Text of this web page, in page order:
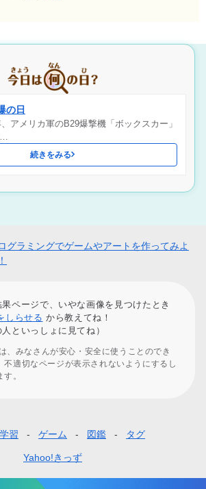
の日
アメリカ軍のB29爆撃機「ボックスカー」
続きをみる
グラミングでゲームやアートを作ってみよ
果ページで、いやな画像を見つけたとき
しらせる から教えてね！
人といっしょに見てね）
、みなさんが安心・安全に使うことのでき
不適切なページが表示されないようにするし
。
学習 ゲーム 図鑑 タグ
Yahoo!きっず